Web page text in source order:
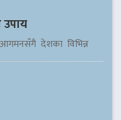
उपाय
आगमनसँगै देशका विभिन्न